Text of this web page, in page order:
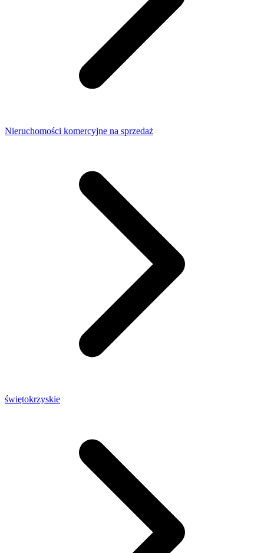
Nieruchomości komercyjne na sprzedaż
świętokrzyskie